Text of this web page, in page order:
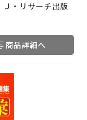
Ｊ・リサーチ出版
商品詳細へ